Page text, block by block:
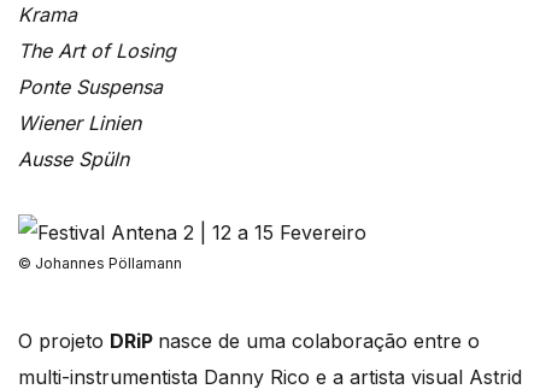
Krama
The Art of Losing
Ponte Suspensa
Wiener Linien
Ausse Spüln
© Johannes Pöllamann
O projeto DRiP nasce de uma colaboração entre o
multi-instrumentista Danny Rico e a artista visual Astrid